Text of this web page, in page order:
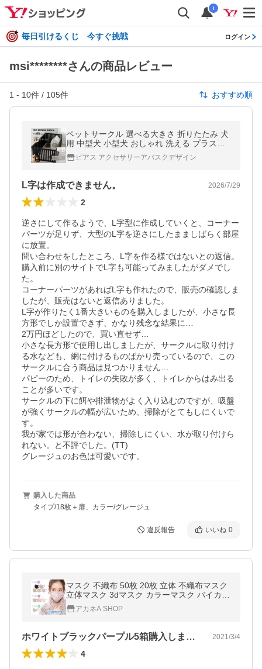
i
毎日引けるくじ 今すぐ挑戦 ログイン
msi********さんの商品レビュー
1 - 10件 / 105件 おすすめ順
ペットサークル 選べる大きさ 折りたたみ 犬
用 中型犬 小型犬 おしゃれ 洗える プラスチ
ック製 ペットケージ 犬 60cm ドア
ピアス アクセサリーアバスクデザイン
L字は作成できません。 2026/7/29
2
逆さにして作るようで、L字型に作成していくと、コーナー
パーツが足りず、大型のL字を逆さにしたまましばらく部屋
に放置。
問い合わせをしたところ、L字を作る様ではないとの返信。
購入前に別のサイトでL字も可能ってみましたがダメでし
た。
コーナーパーツがあればL字も作れたので、販売の確認しま
したが、販売はないと返信ありました。
L字が作りたく1番大きいものを購入しましたが、小さな長
方形でしか設置できず、かなり残念な結果に…
2万円ほどしたので、買い直せず…
小さな長方形で使用し出しましたが、サークルに取り付け
る水なども、網に付けるものばかり売っているので、この
サークルに合う商品は見つかりません…
パピーのため、トイレの失敗が多く、トイレからはみ出る
ことが多いです。
サークルの下に餌や排泄物がよく入り込むのですが、吸盤
が強くサークルの幅が広いため、掃除がとてもしにくいで
す。
我が家では形が合わない、掃除しにくい、水が取り付けら
れない。と不評でした。(TT)
グレージュのお色は可愛いです。
購入した商品
タイプ/18枚＋扉、カラー/グレージュ
違反報告 いいね 0
マスク 不織布 50枚 20枚 立体 不織布マスク
立体マスク 3dマスク カラーマスク バイカラ
ー 小顔マスク 使い捨てマスク おしゃれ 大容
量 花粉症対策 プリーツ
アカネA SHOP
ホワイトブラックパープル5箱購入しまし… 2021/3/4
4